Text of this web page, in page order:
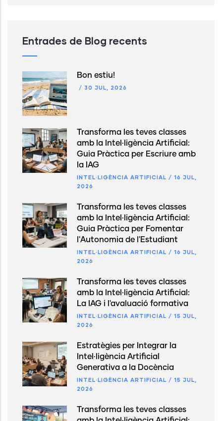
Entrades de Blog recents
Bon estiu!
/ 30 JUL, 2026
Transforma les teves classes
amb la Intel·ligència Artificial:
Guia Pràctica per Escriure amb
la IAG
INTEL·LIGÈNCIA ARTIFICIAL / 16 JUL,
2026
Transforma les teves classes
amb la Intel·ligència Artificial:
Guia Pràctica per Fomentar
l'Autonomia de l'Estudiant
INTEL·LIGÈNCIA ARTIFICIAL / 16 JUL,
2026
Transforma les teves classes
amb la Intel·ligència Artificial:
La IAG i l'avaluació formativa
INTEL·LIGÈNCIA ARTIFICIAL / 15 JUL,
2026
Estratègies per Integrar la
Intel·ligència Artificial
Generativa a la Docència
INTEL·LIGÈNCIA ARTIFICIAL / 15 JUL,
2026
Transforma les teves classes